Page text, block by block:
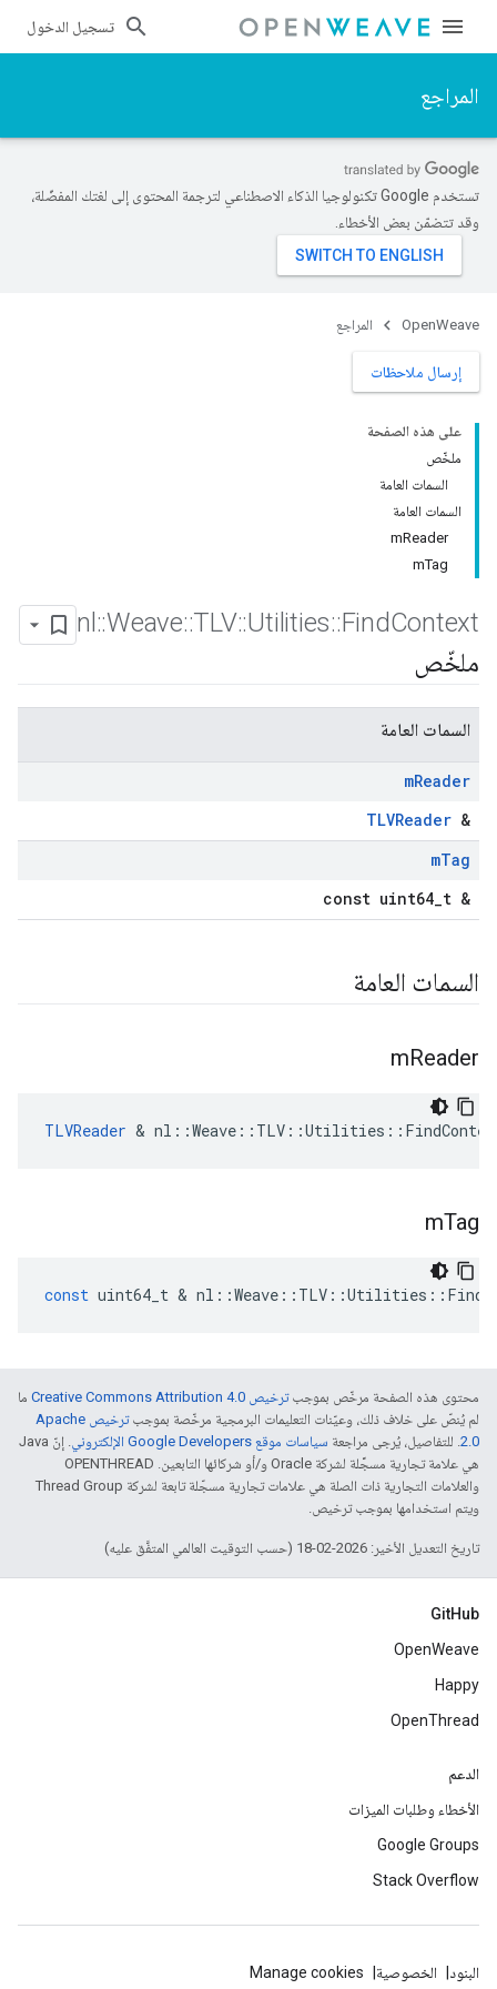
تسجيل الدخول
المراجع
تستخدم Google تكنولوجيا الذكاء الاصطناعي لترجمة المحتوى إلى لغتك المفضّلة،
وقد تتضمّن بعض الأخطاء.
OpenWeave المراجع
إرسال ملاحظات
على هذه الصفحة
ملخّص
السمات العامة
السمات العامة
mReader
mTag
nl ::Weave::TLV::Utilities::FindContext
ملخّص
السمات العامة
mReader
TLVReader &
mTag
const uint64_t &
السمات العامة
mReader
TLVReader &
mTag
const uint64_t & nl ::Weave :: TLV ::Utilities ::
محتوى هذه الصفحة مرخّص بموجبترخيص Creative Commons Attribution 4.0‏
ما
لم يُنصّ على خلاف ذلك، وعيّنات التعليمات البرمجية مرخّصة بموجب
ترخيص Apache
2.0‏. للتفاصيل، يُرجى مراجعة سياسات موقع Google Developers الإلكتروني
. إنّ Java
هي علامة تجارية مسجَّلة لشركة Oracle و/أو شركائها التابعين. ‫OPENTHREAD
والعلامات التجارية ذات الصلة هي علامات تجارية مسجّلة تابعة لشركة Thread Group
ويتم استخدامها بموجب ترخيص.
تاريخ التعديل الأخير: 2026-02-18 (حسب التوقيت العالمي المتفَّق عليه)
GitHub
OpenWeave
Happy
OpenThread
الدعم
الأخطاء وطلبات الميزات
Google Groups
Stack Overflow
البنود الخصوصية Manage cookies